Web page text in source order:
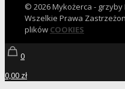
© 2026 Mykożerca -
Wszelkie Prawa
plików COOKIES
0
0,00 zł